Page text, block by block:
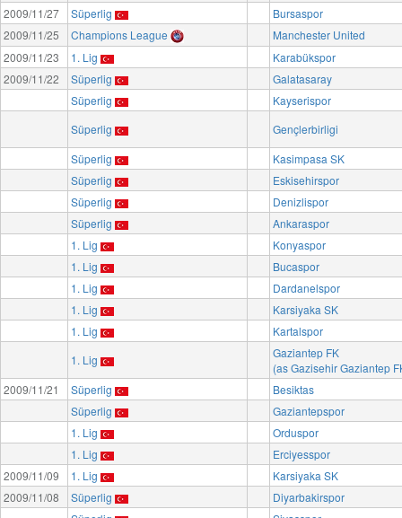
2009/11/27
Süperlig
Bursaspor
2009/11/25
Champions League
Manchester United
2009/11/23
1. Lig
Karabükspor
2009/11/22
Süperlig
Galatasaray
Süperlig
Kayserispor
Süperlig
Gençlerbirligi
Süperlig
Kasimpasa SK
Süperlig
Eskisehirspor
Süperlig
Denizlispor
Süperlig
Ankaraspor
1. Lig
Konyaspor
1. Lig
Bucaspor
1. Lig
Dardanelspor
1. Lig
Karsiyaka SK
1. Lig
Kartalspor
1. Lig
Gaziantep FK
(as Gazisehir Gaziantep
2009/11/21
Süperlig
Besiktas
Süperlig
Gaziantepspor
1. Lig
Orduspor
1. Lig
Erciyesspor
2009/11/09
1. Lig
Karsiyaka SK
2009/11/08
Süperlig
Diyarbakirspor